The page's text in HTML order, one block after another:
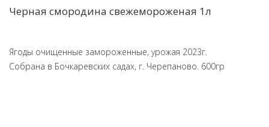
Черная смородина свежемороженая 1л
Ягоды очищенные замороженные, урожая 2023г.
Собрана в Бочкаревских садах, г. Черепаново. 600гр